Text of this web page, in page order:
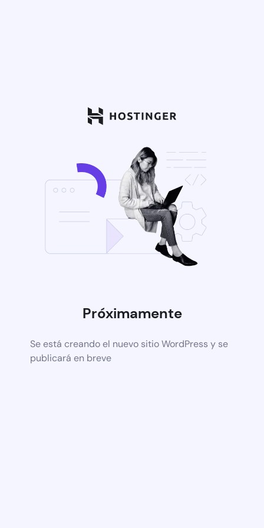
Próximamente
Se está creando el nuevo sitio WordPress y se
publicará en breve